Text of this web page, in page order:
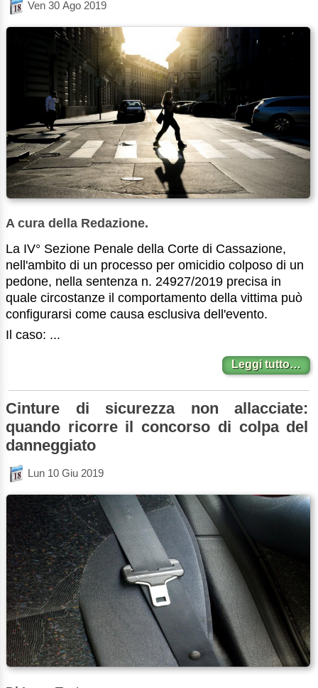
Ven 30 Ago 2019
A cura della Redazione.
La IV° Sezione Penale della Corte di Cassazione,
nell'ambito di un processo per omicidio colposo di un
pedone, nella sentenza n. 24927/2019 precisa in
quale circostanze il comportamento della vittima può
configurarsi come causa esclusiva dell'evento.
Il caso: ...
Leggi tutto…
Cinture di sicurezza non allacciate:
quando ricorre il concorso di colpa del
danneggiato
Lun 10 Giu 2019